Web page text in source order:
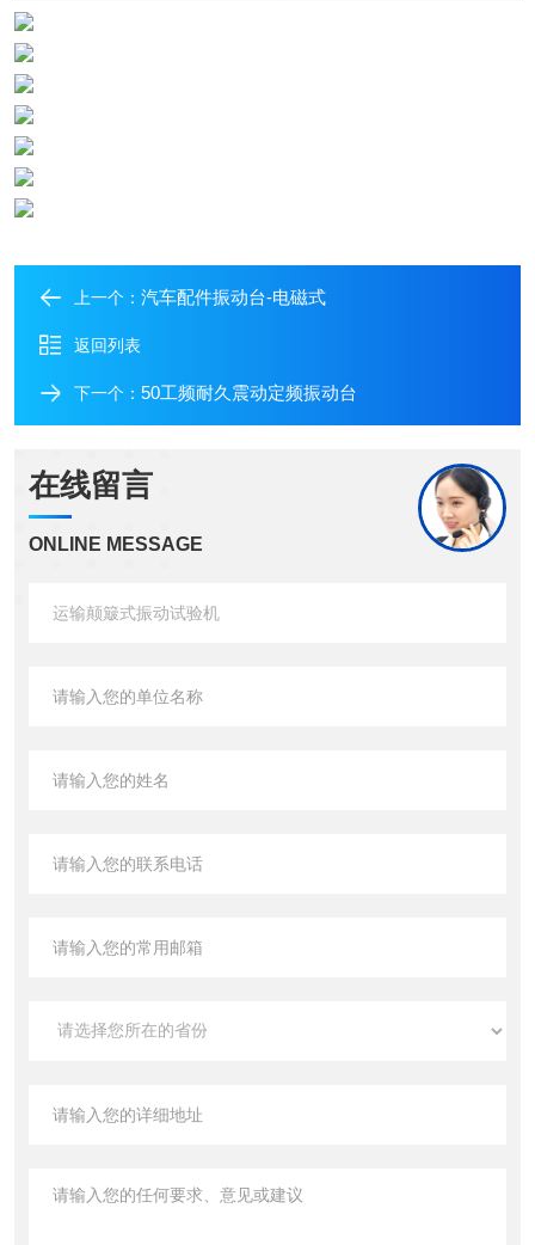
上一个： 汽车配件振动台-电磁式
返回列表
下一个： 50工频耐久震动定频振动台
在线留言
ONLINE MESSAGE